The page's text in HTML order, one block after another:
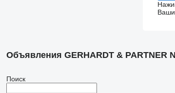
Ваши
Объявления GERHARDT & PARTNER
Поиск